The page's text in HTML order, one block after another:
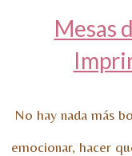
Mesas
No hay nada más
emocionar, hacer